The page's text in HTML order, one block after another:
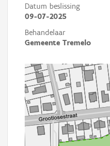
Datum beslissing
09-07-2025
Behandelaar
Gemeente Tremelo